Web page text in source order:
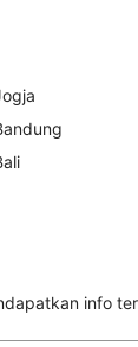
info